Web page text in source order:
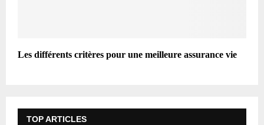
Les différents critères pour une meilleure assurance vie
TOP ARTICLES